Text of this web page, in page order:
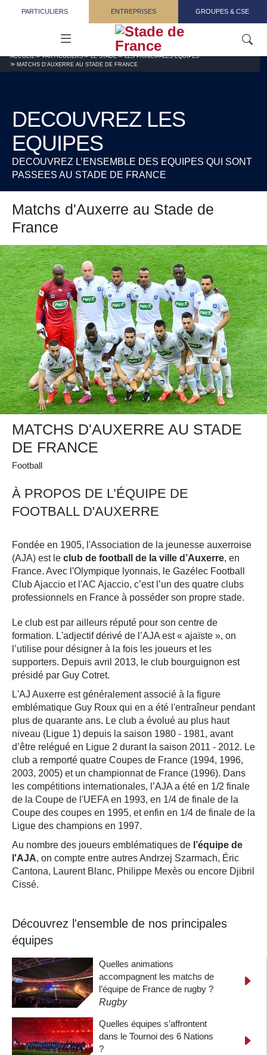
PARTICULIERS ENTREPRISES GROUPES & CSE
ACCUEIL PARTICULIERS LE STADE
LES PRINCIPALES ÉQUIPES
MATCHS D'AUXERRE AU STADE DE FRANCE
DECOUVREZ LES
EQUIPES
DECOUVREZ L’ENSEMBLE DES EQUIPES QUI SONT
PASSEES AU STADE DE FRANCE
Matchs d'Auxerre au Stade de
France
MATCHS D'AUXERRE AU STADE
DE FRANCE
Football
À PROPOS DE L’ÉQUIPE DE
FOOTBALL D'AUXERRE
Fondée en 1905, l'Association de la jeunesse auxerroise
(AJA) est le club de football de la ville d’Auxerre, en
France. Avec l'Olympique lyonnais, le Gazélec Football
Club Ajaccio et l'AC Ajaccio, c’est l’un des quatre clubs
professionnels en France à posséder son propre stade.
Le club est par ailleurs réputé pour son centre de
formation. L'adjectif dérivé de l’AJA est « ajaïste », on
l’utilise pour désigner à la fois les joueurs et les
supporters. Depuis avril 2013, le club bourguignon est
présidé par Guy Cotret.
L'AJ Auxerre est généralement associé à la figure
emblématique Guy Roux qui en a été l'entraîneur pendant
plus de quarante ans. Le club a évolué au plus haut
niveau (Ligue 1) depuis la saison 1980 - 1981, avant
d’être relégué en Ligue 2 durant la saison 2011 - 2012. Le
club a remporté quatre Coupes de France (1994, 1996,
2003, 2005) et un championnat de France (1996). Dans
les compétitions internationales, l’AJA a été en 1/2 finale
de la Coupe de l'UEFA en 1993, en 1/4 de finale de la
Coupe des coupes en 1995, et enfin en 1/4 de finale de la
Ligue des champions en 1997.
Au nombre des joueurs emblématiques de l’équipe de
l'AJA, on compte entre autres Andrzej Szarmach, Éric
Cantona, Laurent Blanc, Philippe Mexès ou encore Djibril
Cissé.
Découvrez l'ensemble de nos principales
équipes
Quelles animations
accompagnent les matchs de
l’équipe de France de rugby ?
Rugby
Quelles équipes s’affrontent
dans le Tournoi des 6 Nations
?